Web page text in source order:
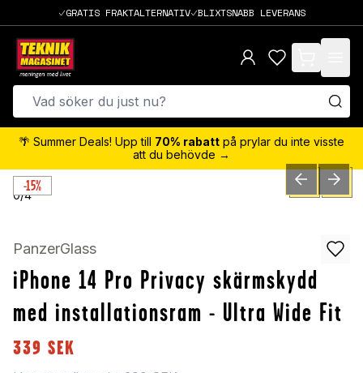
GRATIS FRAKTALTERNATIV BLIXTSNABB LEVERANS
items in cart,
🌴 Summer Deals! Upp till 70% rabatt på prylar du inte visste
att du behövde →
-15%
0/4 PREVIOUSNEXT
PanzerGlass
iPhone 14 Pro Privacy skärmskydd
med installationsram - Ultra Wide Fit
339 SEK